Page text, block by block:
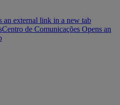
an external link in a new tab
Centro de Comunicações Opens an